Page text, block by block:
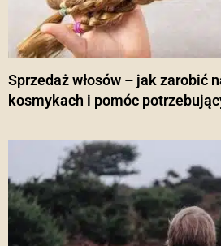
Sprzedaż włosów – jak zarobić
kosmykach i pomóc